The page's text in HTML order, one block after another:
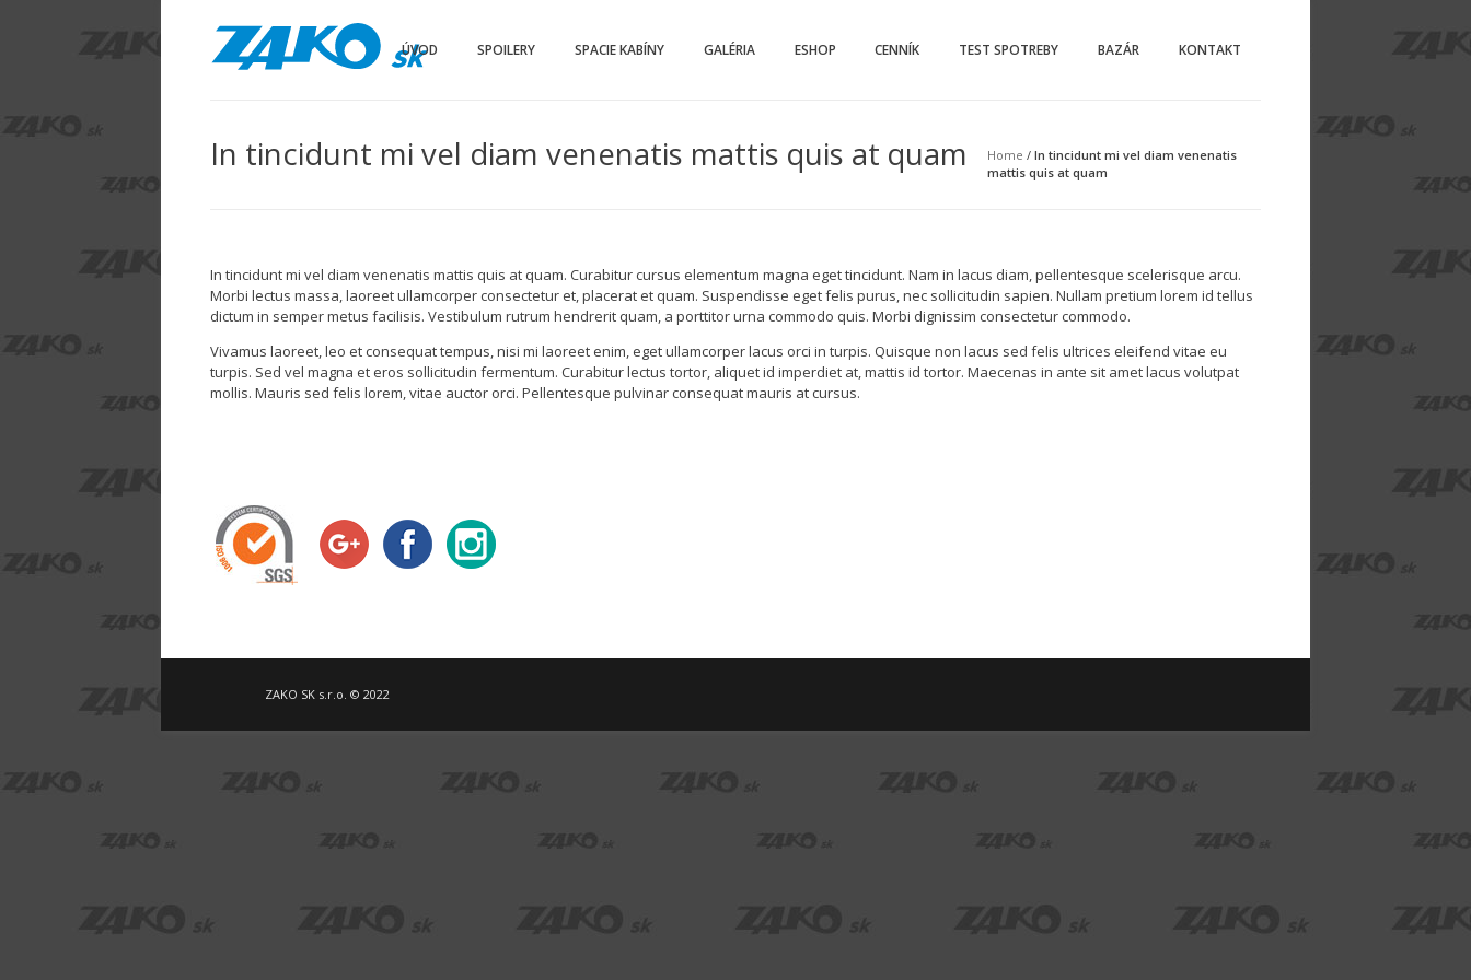
ÚVOD SPOILERY SPACIE KABÍNY GALÉRIA ESHOP CENNÍK TEST SPOTREBY BAZÁR KONTAKT
In tincidunt mi vel diam venenatis mattis quis at quam Home / In tincidunt mi vel diam venenatis
mattis quis at quam
In tincidunt mi vel diam venenatis mattis quis at quam. Curabitur cursus elementum magna eget tincidunt. Nam in lacus diam, pellentesque scelerisque arcu.
Morbi lectus massa, laoreet ullamcorper consectetur et, placerat et quam. Suspendisse eget felis purus, nec sollicitudin sapien. Nullam pretium lorem id tellus
dictum in semper metus facilisis. Vestibulum rutrum hendrerit quam, a porttitor urna commodo quis. Morbi dignissim consectetur commodo.
Vivamus laoreet, leo et consequat tempus, nisi mi laoreet enim, eget ullamcorper lacus orci in turpis. Quisque non lacus sed felis ultrices eleifend vitae eu
turpis. Sed vel magna et eros sollicitudin fermentum. Curabitur lectus tortor, aliquet id imperdiet at, mattis id tortor. Maecenas in ante sit amet lacus volutpat
mollis. Mauris sed felis lorem, vitae auctor orci. Pellentesque pulvinar consequat mauris at cursus.
ZAKO SK s.r.o. © 2022